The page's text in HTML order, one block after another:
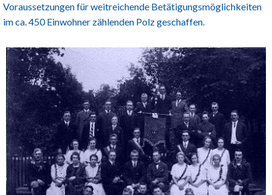
Voraussetzungen für weitreichende Betätigungsmöglichkeiten
im ca. 450 Einwohner zählenden Polz geschaffen.